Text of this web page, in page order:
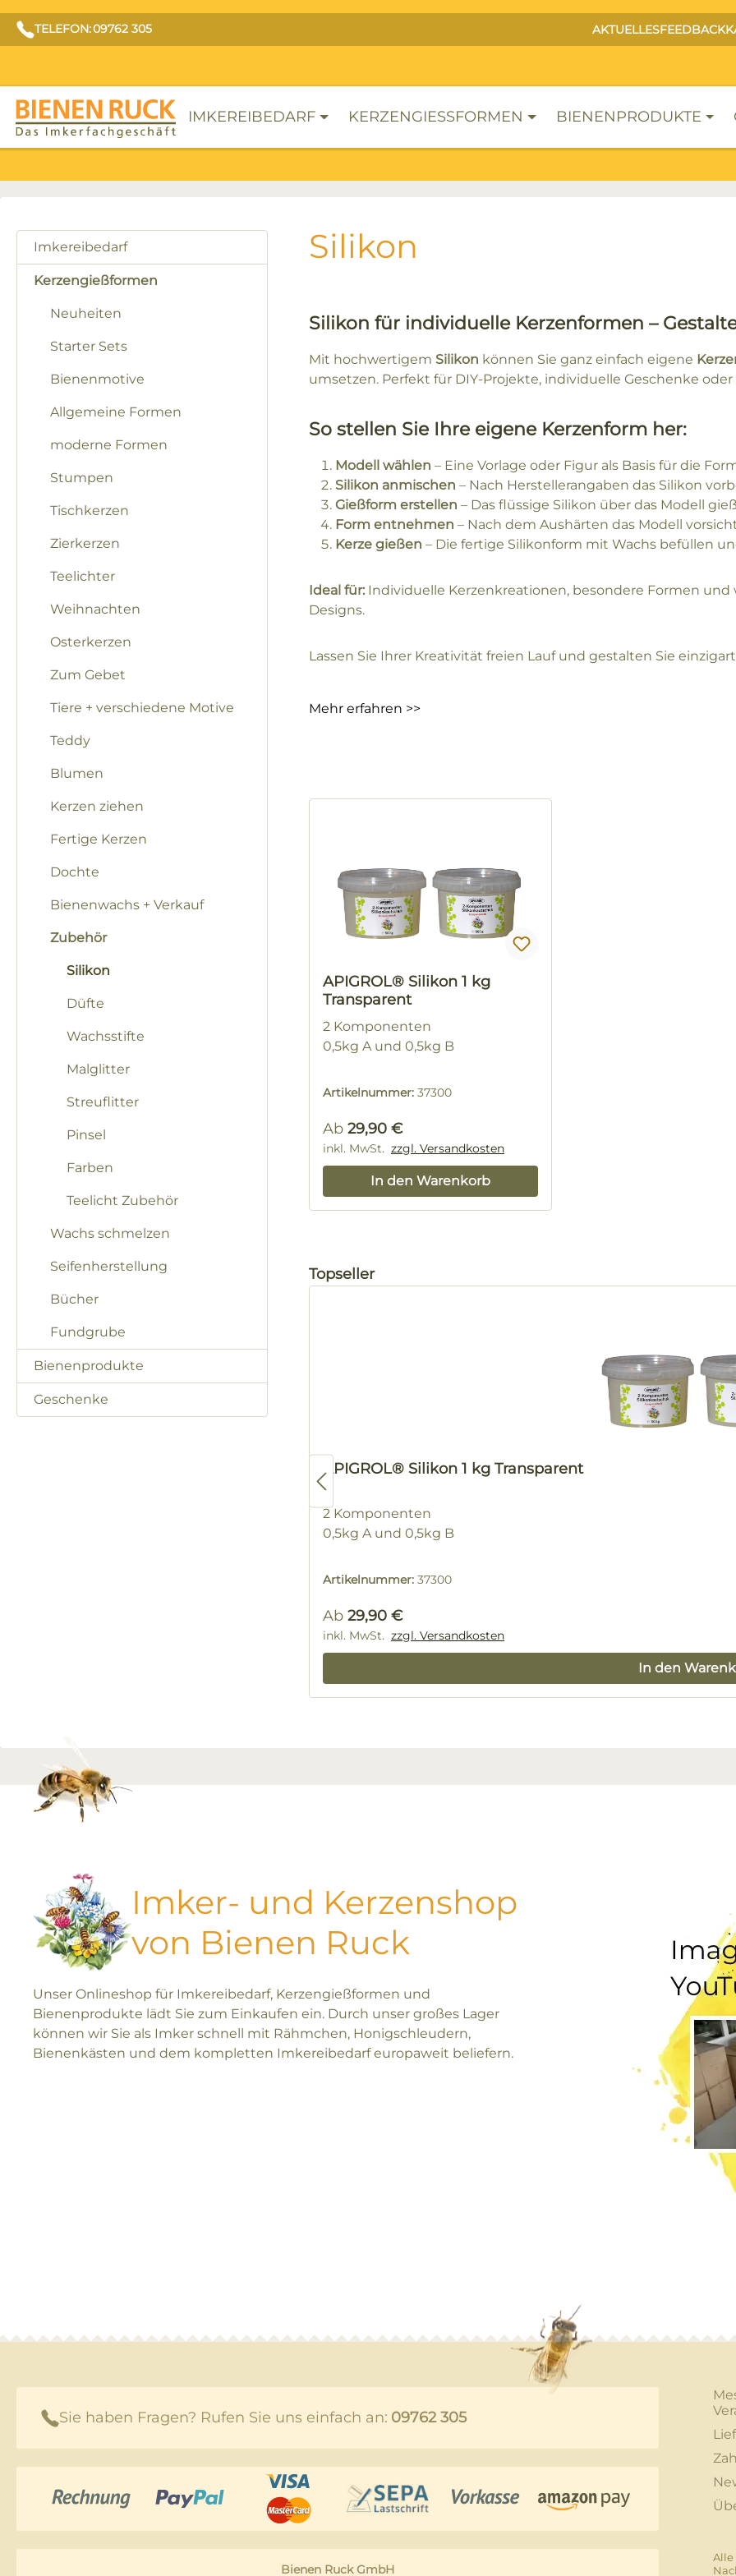
TELEFON: 09762 305 AKTUELLESFEEDBACK
IMKEREIBEDARF KERZENGIESSFORMEN BIENENPRODUKTE
Imkereibedarf
Kerzengießformen
Neuheiten
Starter Sets
Bienenmotive
Allgemeine Formen
moderne Formen
Stumpen
Tischkerzen
Zierkerzen
Teelichter
Weihnachten
Osterkerzen
Zum Gebet
Tiere + verschiedene Motive
Teddy
Blumen
Kerzen ziehen
Fertige Kerzen
Dochte
Bienenwachs + Verkauf
Zubehör
Silikon
Düfte
Wachsstifte
Malglitter
Streuflitter
Pinsel
Farben
Teelicht Zubehör
Wachs schmelzen
Seifenherstellung
Bücher
Fundgrube
Bienenprodukte
Geschenke
Silikon
Silikon für individuelle Kerzenformen –
Mit hochwertigem Silikon können Sie ganz einfach eigene
umsetzen. Perfekt für DIY-Projekte, individuelle Geschenke
So stellen Sie Ihre eigene Kerzenform her:
Modell wählen – Eine Vorlage oder Figur als Basis für die
Silikon anmischen – Nach Herstellerangaben das Silikon
Gießform erstellen – Das flüssige Silikon über das Modell
Form entnehmen – Nach dem Aushärten das Modell
Kerze gießen – Die fertige Silikonform mit Wachs befüllen
Ideal für: Individuelle Kerzenkreationen, besondere Formen
Designs.
Lassen Sie Ihrer Kreativität freien Lauf und gestalten Sie
Mehr erfahren >>
APIGROL® Silikon 1 kg
Transparent
2 Komponenten
0,5kg A und 0,5kg B
Artikelnummer: 37300
Regulärer Preis:
Ab 29,90 €
inkl. MwSt. zzgl. Versandkosten
In den Warenkorb
Produktgalerie überspringen
Topseller
APIGROL® Silikon 1 kg Transparent
2 Komponenten
0,5kg A und 0,5kg B
Artikelnummer: 37300
Regulärer Preis:
Ab 29,90 €
inkl. MwSt. zzgl. Versandkosten
In den
Imker- und Kerzenshop
von Bienen Ruck
Unser Onlineshop für Imkereibedarf, Kerzengießformen und
Bienenprodukte lädt Sie zum Einkaufen ein. Durch unser großes Lager
können wir Sie als Imker schnell mit Rähmchen, Honigschleudern,
Bienenkästen und dem kompletten Imkereibedarf europaweit beliefern.
Sie haben Fragen? Rufen Sie uns einfach an: 09762 305
Bienen Ruck GmbH
Alle